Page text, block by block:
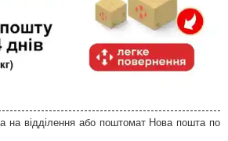
на відділення або поштомат Нова пошта по